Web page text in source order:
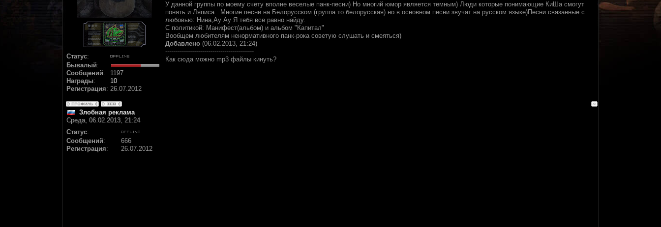
Статус:
Бывалый:
Сообщений:
1197
Награды:
10
Регистрация: 26.07.2012
У данной группы по моему счету вполне веселые панк-песни) Но многий юмор является темным) Люди которые понимающие КиШа смогут
понять и Ляписа...Многие песни на Белорусском (группа то белорусская) но в основном песни звучат на русском языке)Песни связанные с
любовью: Нина,Ау Ау Я тебя все равно найду.
С политикой: Манифест(альбом) и альбом "Капитал"
Вообщем любителям ненормативного панк-рока советую слушать и смеяться)
Добавлено (06.02.2013, 21:24)
---------------------------------------------
Как сюда можно mp3 файлы кинуть?
Злобная реклама
Среда, 06.02.2013, 21:24
Статус:
Сообщений:
666
Регистрация: 26.07.2012